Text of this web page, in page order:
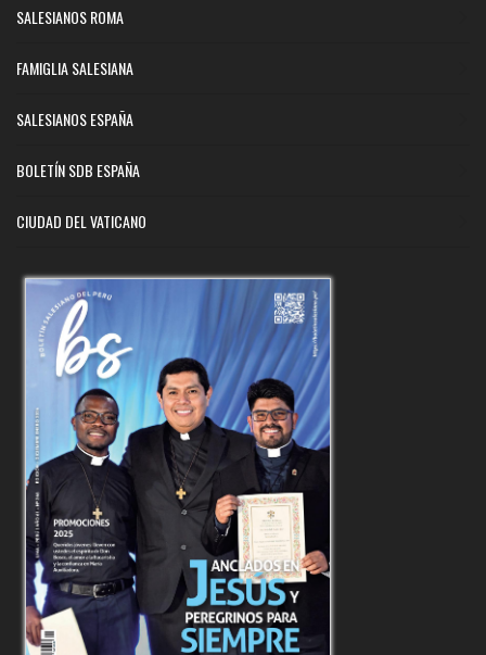
SALESIANOS ROMA
FAMIGLIA SALESIANA
SALESIANOS ESPAÑA
BOLETÍN SDB ESPAÑA
CIUDAD DEL VATICANO